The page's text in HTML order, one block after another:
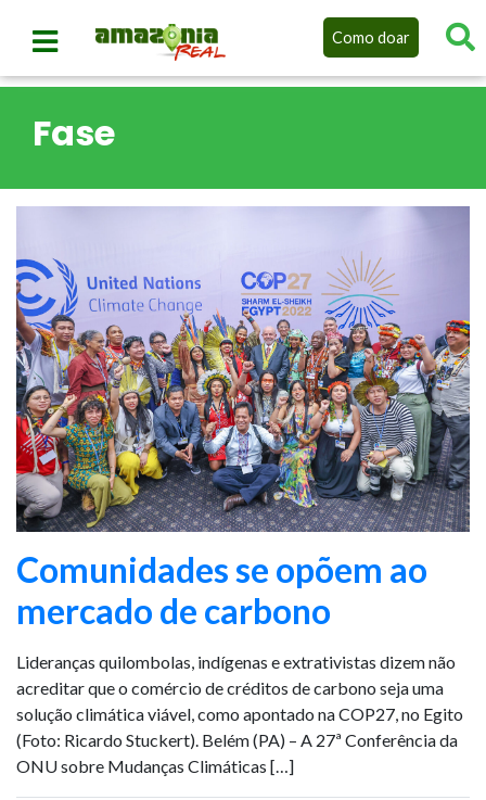
Como doar
Fase
Comunidades se opõem ao
mercado de carbono
Lideranças quilombolas, indígenas e extrativistas dizem não
acreditar que o comércio de créditos de carbono seja uma
solução climática viável, como apontado na COP27, no Egito
(Foto: Ricardo Stuckert). Belém (PA) – A 27ª Conferência da
ONU sobre Mudanças Climáticas […]